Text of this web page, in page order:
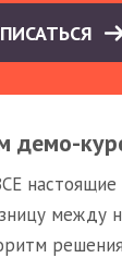
демо-
между